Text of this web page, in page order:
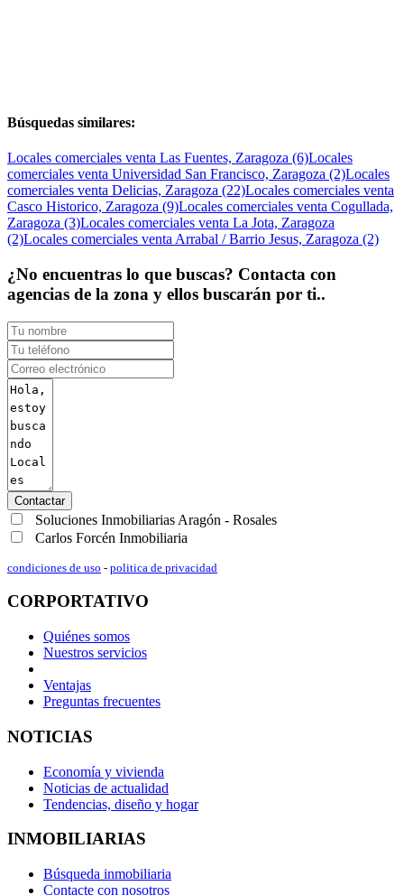
Búsquedas similares:
Locales comerciales venta Las Fuentes, Zaragoza (6)Locales
comerciales venta Universidad San Francisco, Zaragoza (2)Locales
comerciales venta Delicias, Zaragoza (22)Locales comerciales venta
Casco Historico, Zaragoza (9)Locales comerciales venta Cogullada,
Zaragoza (3)Locales comerciales venta La Jota, Zaragoza
(2)Locales comerciales venta Arrabal / Barrio Jesus, Zaragoza (2)
¿No encuentras lo que buscas? Contacta con
agencias de la zona y ellos buscarán por ti..
Contactar
Soluciones Inmobiliarias Aragón - Rosales
Carlos Forcén Inmobiliaria
condiciones de uso - politica de privacidad
CORPORTATIVO
Quiénes somos
Nuestros servicios
Ventajas
Preguntas frecuentes
NOTICIAS
Economía y vivienda
Noticias de actualidad
Tendencias, diseño y hogar
INMOBILIARIAS
Búsqueda inmobiliaria
Contacte con nosotros